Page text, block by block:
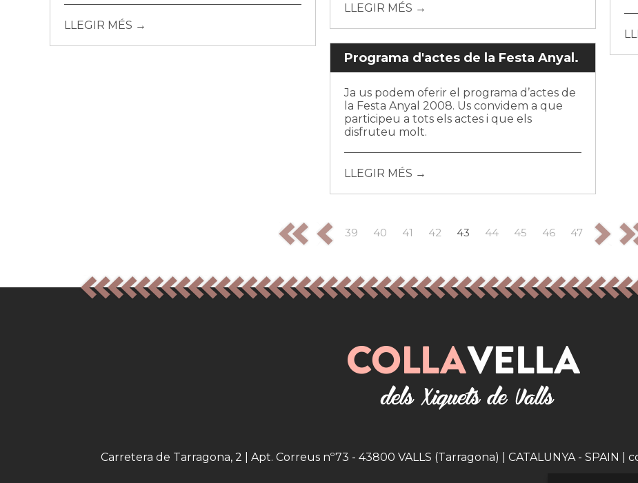
LLEGIR MÉS →
LLEGIR MÉS →
Programa d'actes de la Festa Anyal.
Ja us podem oferir el programa d’actes de
la Festa Anyal 2008. Us convidem a que
participeu a tots els actes i que els
disfruteu molt.
LLEGIR MÉS →
39 40 41 42 43 44 45 46 47
Carretera de Tarragona, 2 | Apt. Correus nº73 - 43800 VALLS (Tarragona) | CATALUNYA - SPAIN |